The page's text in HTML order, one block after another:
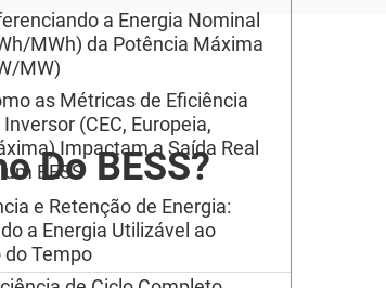
Do BESS?
a Energia Nominal
MWh) da Potência Máxima
MW)
as Métricas de Eficiência
(CEC, Europeia,
Impactam a Saída Real
BESS
e Retenção de Energia:
a Energia Utilizável ao
do Tempo